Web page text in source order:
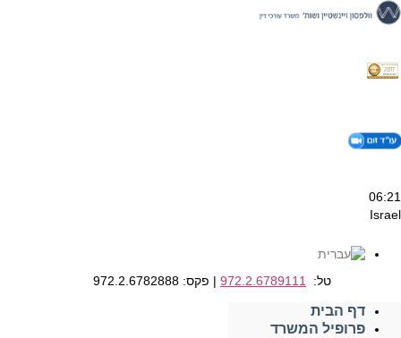
דלג
לתוכן
06:21
Israel
טל: 972.2.6789111 | פקס: 972.2.6782888
דף הבית
פרופיל המשרד